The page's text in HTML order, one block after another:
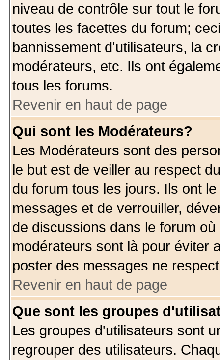
niveau de contrôle sur tout le
toutes les facettes du forum;
bannissement d'utilisateurs, la
modérateurs, etc. Ils ont
tous les forums.
Revenir en haut de page
Qui sont les Modérateurs?
Les Modérateurs sont des
le but est de veiller au respect
du forum tous les jours. Ils ont
messages et de verrouiller,
de discussions dans le forum
modérateurs sont là pour éviter
poster des messages ne
Revenir en haut de page
Que sont les groupes
Les groupes d'utilisateurs sont
regrouper des utilisateurs.